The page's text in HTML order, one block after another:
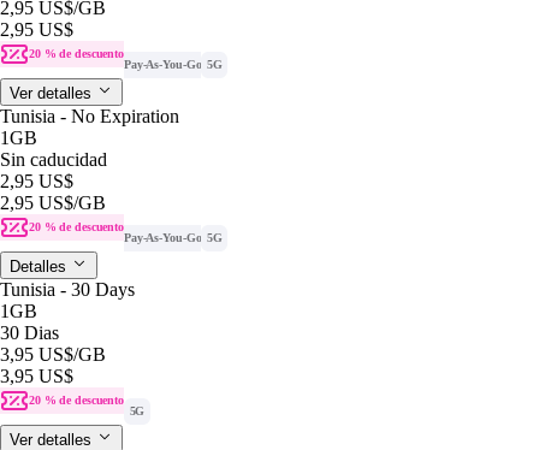
2,95 US$/GB
2,95 US$
20 % de descuento
Pay-As-You-Go 5G
Ver detalles
Tunisia - No Expiration
1GB
Sin caducidad
2,95 US$
2,95 US$/GB
20 % de descuento
Pay-As-You-Go 5G
Detalles
Tunisia - 30 Days
1GB
30 Dias
3,95 US$/GB
3,95 US$
20 % de descuento
5G
Ver detalles